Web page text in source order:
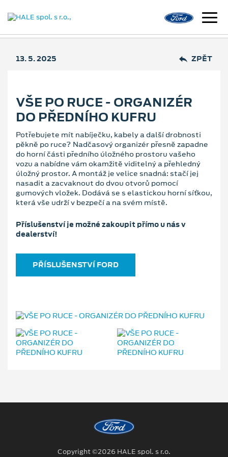
13. 5. 2025 ZPĚT
VŠE PO RUCE - ORGANIZÉR
DO PŘEDNÍHO KUFRU
Potřebujete mít nabíječku, kabely a další drobnosti
pěkně po ruce? Nadčasový organizér přesně zapadne
do horní části předního úložného prostoru vašeho
vozu a nabídne vám okamžitě viditelný a přehledný
úložný prostor. A montáž je velice snadná: stačí jej
nasadit a zacvaknout do dvou otvorů pomocí
gumových vložek. Dodává se s elastickou horní síťkou,
která vše udrží v bezpečí a na svém místě.
Příslušenství je možné zakoupit přímo u nás v
dealerství!
PŘÍSLUŠENSTVÍ FORD
Copyright ©2026 HALE spol. s r.o.